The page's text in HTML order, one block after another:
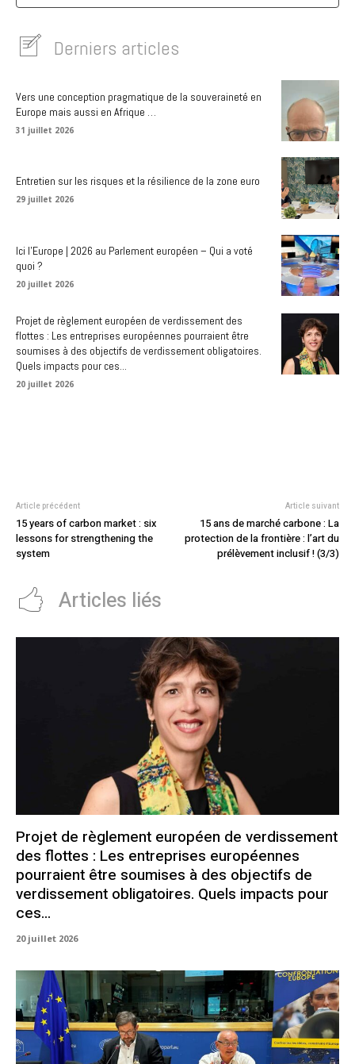
Derniers articles
Vers une conception pragmatique de la souveraineté en
Europe mais aussi en Afrique …
31 juillet 2026
Entretien sur les risques et la résilience de la zone euro
29 juillet 2026
Ici l’Europe | 2026 au Parlement européen – Qui a voté
quoi ?
20 juillet 2026
Projet de règlement européen de verdissement des
flottes : Les entreprises européennes pourraient être
soumises à des objectifs de verdissement obligatoires.
Quels impacts pour ces...
20 juillet 2026
Article précédent
15 years of carbon market : six
lessons for strengthening the
system
Article suivant
15 ans de marché carbone : La
protection de la frontière : l’art du
prélèvement inclusif ! (3/3)
Articles liés
Projet de règlement européen de verdissement
des flottes : Les entreprises européennes
pourraient être soumises à des objectifs de
verdissement obligatoires. Quels impacts pour
ces...
20 juillet 2026